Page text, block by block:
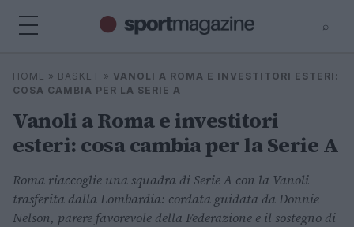
⌕
Cerca
⌕ ×
HOME » BASKET » VANOLI A ROMA E INVESTITORI ESTERI:
COSA CAMBIA PER LA SERIE A
Vanoli a Roma e investitori
esteri: cosa cambia per la Serie A
Roma riaccoglie una squadra di Serie A con la Vanoli
trasferita dalla Lombardia: cordata guidata da Donnie
Nelson, parere favorevole della Federazione e il sostegno di